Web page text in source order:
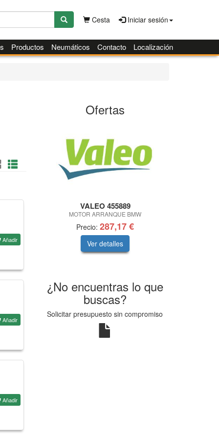
Cesta Iniciar sesión
Productos Neumáticos Contacto Localización
Añadir
Añadir
Añadir
Ofertas
VALEO 455889
MOTOR ARRANQUE BMW
Precio: 287,17 €
Ver detalles
¿No encuentras lo que
buscas?
Solicitar presupuesto sin compromiso